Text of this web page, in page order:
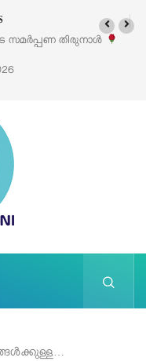
എക്സിബിഷനും സെയിലും
പെരുമാനൂരിൽ